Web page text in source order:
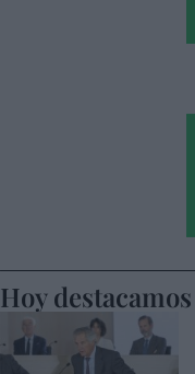
Hoy destacamos